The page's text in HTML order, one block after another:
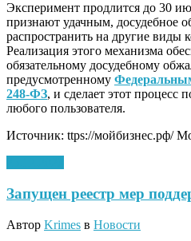
Эксперимент продлится до 30
признают удачным, досудебное
распространить на другие виды
Реализация этого механизма
обязательному досудебному
предусмотренному
248-ФЗ, и сделает этот процесс
любого пользователя.
Источник: ttps://мойбизнес.рф/
Запущен реестр мер
Автор Krimes в Новости